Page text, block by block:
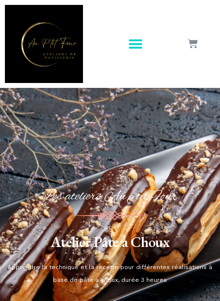
Les ateliers Au p'tit Four
Atelier Pâte à Choux
Apprendre la technique et la recette pour différentes réalisations à
base de pâte à choux, durée 3 heures